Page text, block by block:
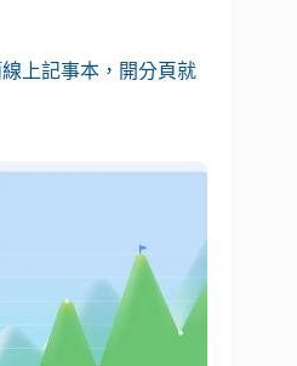
上記事本，開分頁就